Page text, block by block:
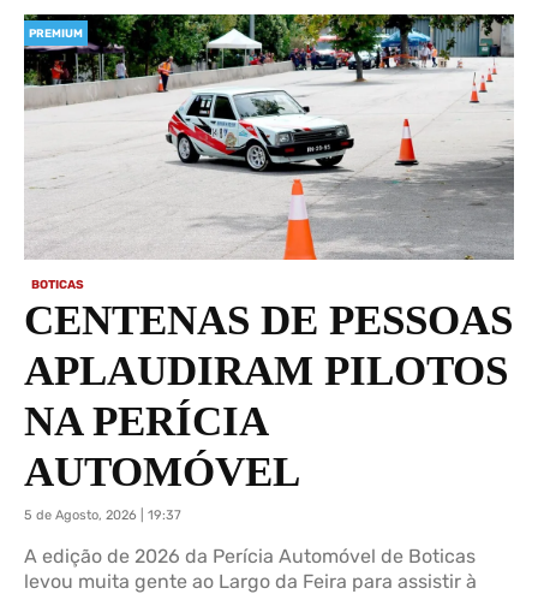
PREMIUM
BOTICAS
CENTENAS DE PESSOAS
APLAUDIRAM PILOTOS
NA PERÍCIA
AUTOMÓVEL
5 de Agosto, 2026 | 19:37
A edição de 2026 da Perícia Automóvel de Boticas
levou muita gente ao Largo da Feira para assistir à